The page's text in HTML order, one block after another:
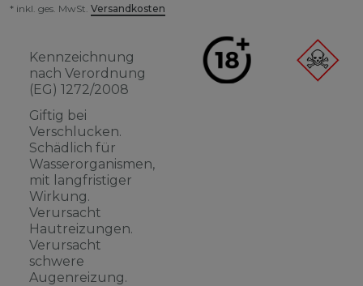
* inkl. ges. MwSt. Versandkosten
Kennzeichnung
nach Verordnung
(EG) 1272/2008
Giftig bei
Verschlucken.
Schädlich für
Wasserorganismen,
mit langfristiger
Wirkung.
Verursacht
Hautreizungen.
Verursacht
schwere
Augenreizung.